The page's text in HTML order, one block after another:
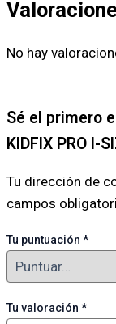
No hay
Sé el primero
KIDFIX PRO I-
Tu dirección de
campos
Tu puntuación *
Tu valoración *